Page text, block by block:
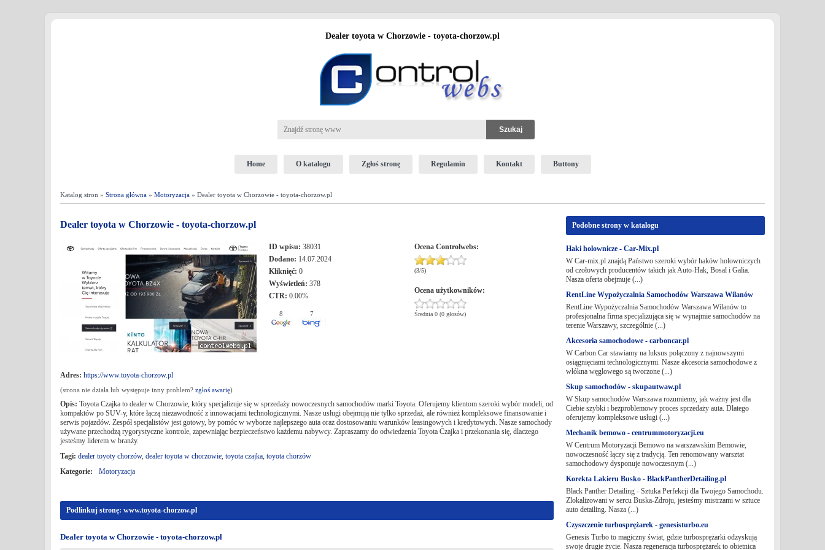
Dealer toyota w Chorzowie - toyota-chorzow.pl
Home O katalogu Zgłoś stronę Regulamin Kontakt Buttony
Katalog stron » Strona główna » Motoryzacja » Dealer toyota w Chorzowie - toyota-chorzow.pl
Dealer toyota w Chorzowie - toyota-chorzow.pl
ID wpisu: 38031
Dodano: 14.07.2024
Kliknięć: 0
Wyświetleń: 378
CTR: 0.00%
8 7
Ocena Controlwebs:
(3/5)
Ocena użytkowników:
Średnia 0 (0 głosów)
Adres: https://www.toyota-chorzow.pl
(strona nie działa lub występuje inny problem? zgłoś awarię)
Opis: Toyota Czajka to dealer w Chorzowie, który specjalizuje się w sprzedaży nowoczesnych samochodów marki Toyota. Oferujemy klientom szeroki wybór modeli, od
kompaktów po SUV-y, które łączą niezawodność z innowacjami technologicznymi. Nasze usługi obejmują nie tylko sprzedaż, ale również kompleksowe finansowanie i
serwis pojazdów. Zespół specjalistów jest gotowy, by pomóc w wyborze najlepszego auta oraz dostosowaniu warunków leasingowych i kredytowych. Nasze samochody
używane przechodzą rygorystyczne kontrole, zapewniając bezpieczeństwo każdemu nabywcy. Zapraszamy do odwiedzenia Toyota Czajka i przekonania się, dlaczego
jesteśmy liderem w branży.
Tagi: dealer toyoty chorzów, dealer toyota w chorzowie, toyota czajka, toyota chorzów
Kategorie:
Motoryzacja
Podlinkuj stronę: www.toyota-chorzow.pl
Dealer toyota w Chorzowie - toyota-chorzow.pl
Podobne strony w katalogu
Haki holownicze - Car-Mix.pl
W Car-mix.pl znajdą Państwo szeroki wybór haków holowniczych
od czołowych producentów takich jak Auto-Hak, Bosal i Galia.
Nasza oferta obejmuje (...)
RentLine Wypożyczalnia Samochodów Warszawa Wilanów
RentLine Wypożyczalnia Samochodów Warszawa Wilanów to
profesjonalna firma specjalizująca się w wynajmie samochodów na
terenie Warszawy, szczególnie (...)
Akcesoria samochodowe - carboncar.pl
W Carbon Car stawiamy na luksus połączony z najnowszymi
osiągnięciami technologicznymi. Nasze akcesoria samochodowe z
włókna węglowego są tworzone (...)
Skup samochodów - skupautwaw.pl
W Skup samochodów Warszawa rozumiemy, jak ważny jest dla
Ciebie szybki i bezproblemowy proces sprzedaży auta. Dlatego
oferujemy kompleksowe usługi (...)
Mechanik bemowo - centrummotoryzacji.eu
W Centrum Motoryzacji Bemowo na warszawskim Bemowie,
nowoczesność łączy się z tradycją. Ten renomowany warsztat
samochodowy dysponuje nowoczesnym (...)
Korekta Lakieru Busko - BlackPantherDetailing.pl
Black Panther Detailing - Sztuka Perfekcji dla Twojego Samochodu.
Zlokalizowani w sercu Buska-Zdroju, jesteśmy mistrzami w sztuce
auto detailing. Nasza (...)
Czyszczenie turbosprężarek - genesisturbo.eu
Genesis Turbo to magiczny świat, gdzie turbosprężarki odzyskują
swoje drugie życie. Nasza regeneracja turbosprężarek to obietnica